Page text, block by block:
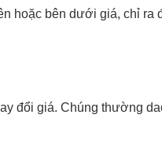
hoặc bên dưới giá, chỉ ra
đổi giá. Chúng thường